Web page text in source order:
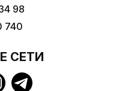
98
740
СЕТИ